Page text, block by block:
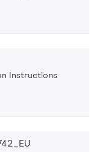
Instructions